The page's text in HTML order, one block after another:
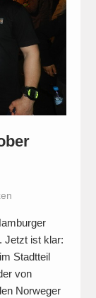
Jetzt ist klar:
Stadtteil
von
Norweger